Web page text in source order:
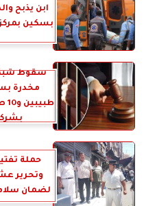
ابن يذبح
بسكين
سقوط
مخدرة
حملة
وتحرير
لضمان